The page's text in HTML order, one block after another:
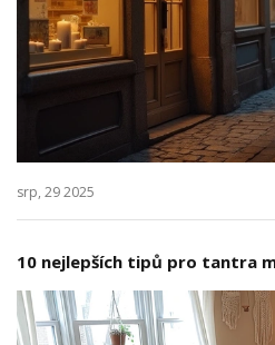
srp, 29 2025
10 nejlepších tipů pro tantra